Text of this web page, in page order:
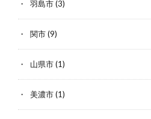
羽島市(3)
関市(9)
山県市(1)
美濃市(1)